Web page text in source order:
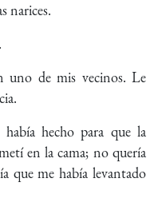
narices.
uno de mis vecinos. Le
había hecho para que la
en la cama; no quería
que me había levantado